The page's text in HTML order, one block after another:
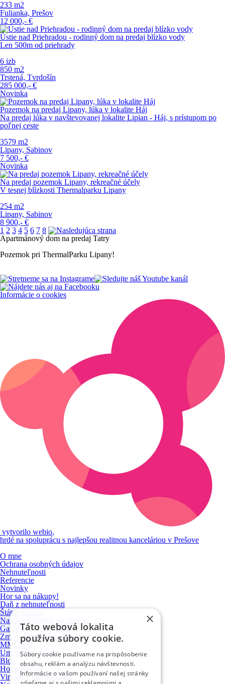
233 m2
Fulianka, Prešov
12 000,- €
Ústie nad Priehradou - rodinný dom na predaj blízko vody
Len 500m od priehrady
6 izb
850 m2
Trstená, Tvrdošín
285 000,- €
Novinka
Pozemok na predaj Lipany, lúka v lokalite Háj
Na predaj lúka v navštevovanej lokalite Lipian - Háj, s prístupom po
poľnej ceste
3579 m2
Lipany, Sabinov
7 500,- €
Novinka
Na predaj pozemok Lipany, rekreačné účely
V tesnej blízkosti Thermalparku Lipany
254 m2
Lipany, Sabinov
8 900,- €
1 2 3 4 5 6 7 8
Apartmánový dom na predaj Tatry
Pozemok pri ThermalParku Lipany!
Informácie o cookies
vytvorilo webio,
hrdé na spoluprácu s najlepšou realitnou kanceláriou v Prešove
O mne
Ochrana osobných údajov
Nehnuteľnosti
Referencie
Novinky
Hor sa na nákupy!
Daň z nehnuteľnosti
Štátna skúška
Nakúpte nábytok so zľavou
Garančný fond NARKS
Zmena poplatkov na katastri
MMCEPI
Umenie so zľavou
Blog
Homestaging
Virtuálny homestaging
×
Táto webová lokalita
používa súbory cookie.
Súbory cookie používame na prispôsobenie
obsahu, reklám a analýzu návštevnosti.
Informácie o vašom používaní našej stránky